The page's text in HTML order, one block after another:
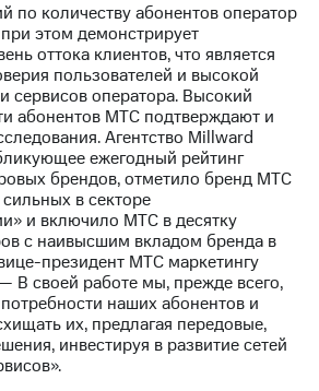
по количеству абонентов оператор
этом демонстрирует
оттока клиентов, что является
пользователей и высокой
сервисов оператора. Высокий
абонентов МТС подтверждают и
Агентство Millward
ежегодный рейтинг
брендов, отметило бренд МТС
в секторе
и включило МТС в десятку
с наивысшим вкладом бренда в
президент МТС маркетингу
В своей работе мы, прежде всего,
наших абонентов и
их, предлагая передовые,
инвестируя в развитие сетей